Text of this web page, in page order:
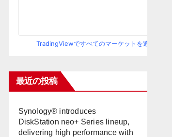
TradingViewですべてのマーケットを追跡
最近の投稿
Synology® introduces
DiskStation neo+ Series lineup,
delivering high performance with